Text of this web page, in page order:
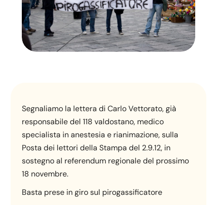
Segnaliamo la lettera di Carlo Vettorato, già
responsabile del 118 valdostano, medico
specialista in anestesia e rianimazione, sulla
Posta dei lettori della Stampa del 2.9.12, in
sostegno al referendum regionale del prossimo
18 novembre.
Basta prese in giro sul pirogassificatore